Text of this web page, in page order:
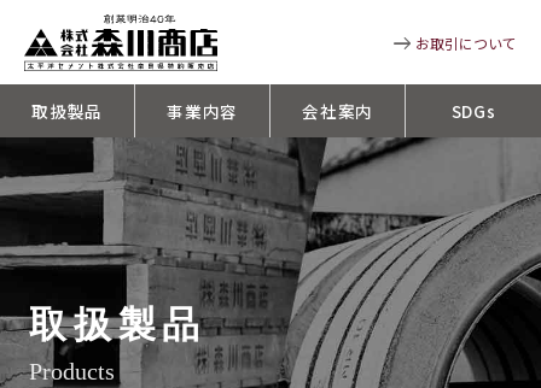
取扱製品 事業内容 会社案内 SDGs
お取引について
取扱製品
Products